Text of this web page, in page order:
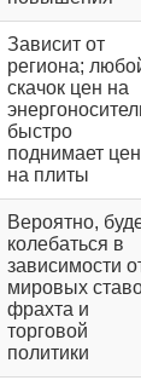
Зависит от
региона;
скачок цен на
быстро
поднимает
на плиты
Вероятно,
колебаться в
зависимости
мировых
фрахта и
торговой
политики